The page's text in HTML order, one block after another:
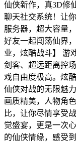
仙侠新作，真3D修
聊天社交系统！让
服务器，超大容量
好友一起闯荡仙界
业，炫酷战斗】 游
剑客、超远距离控
戏自由度极高。炫
仙侠对战的无限魅
画质精美，人物角
比，让你尽情享受
觉盛宴，更是一次
的仙侠情缘，感受